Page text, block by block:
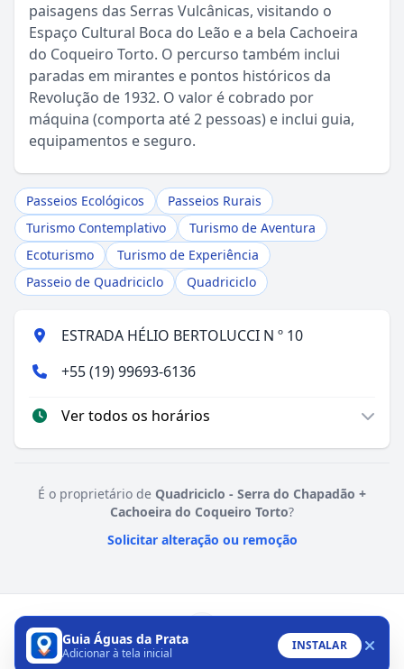
paisagens das Serras Vulcânicas, visitando o
Espaço Cultural Boca do Leão e a bela Cachoeira
do Coqueiro Torto. O percurso também inclui
paradas em mirantes e pontos históricos da
Revolução de 1932. O valor é cobrado por
máquina (comporta até 2 pessoas) e inclui guia,
equipamentos e seguro.
Passeios Ecológicos
Passeios Rurais
Turismo Contemplativo
Turismo de Aventura
Ecoturismo
Turismo de Experiência
Passeio de Quadriciclo
Quadriciclo
ESTRADA HÉLIO BERTOLUCCI N º 10
+55 (19) 99693-6136
Ver todos os horários
É o proprietário de Quadriciclo - Serra do Chapadão +
Cachoeira do Coqueiro Torto?
Solicitar alteração ou remoção
Sou Turista em Águas da Prata
Sou Morador
Guia Águas da Prata
Adicionar à tela inicial
INSTALAR